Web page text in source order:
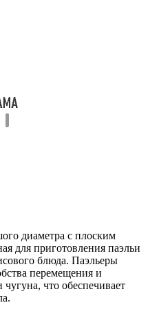
диаметра с плоским
для приготовления паэльи
блюда. Паэльеры
перемещения и
что обеспечивает